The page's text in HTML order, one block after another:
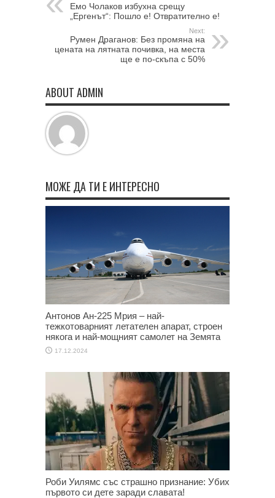
Емо Чолаков избухна срещу
„Ергенът“: Пошло е! Отвратително е!
Next:
Румен Драганов: Без промяна на
цената на лятната почивка, на места
ще е по-скъпа с 50%
ABOUT ADMIN
МОЖЕ ДА ТИ Е ИНТЕРЕСНО
Антонов Ан-225 Мрия – най-
тежкотоварният летателен апарат, строен
някога и най-мощният самолет на Земята
17.12.2024
Роби Уилямс със страшно признание: Убих
първото си дете заради славата!